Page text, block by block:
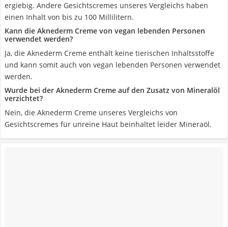
ergiebig. Andere Gesichtscremes unseres Vergleichs haben
einen Inhalt von bis zu 100 Millilitern.
Kann die Aknederm Creme von vegan lebenden Personen
verwendet werden?
Ja, die Aknederm Creme enthält keine tierischen Inhaltsstoffe
und kann somit auch von vegan lebenden Personen verwendet
werden.
Wurde bei der Aknederm Creme auf den Zusatz von Mineralöl
verzichtet?
Nein, die Aknederm Creme unseres Vergleichs von
Gesichtscremes für unreine Haut beinhaltet leider Mineraöl.